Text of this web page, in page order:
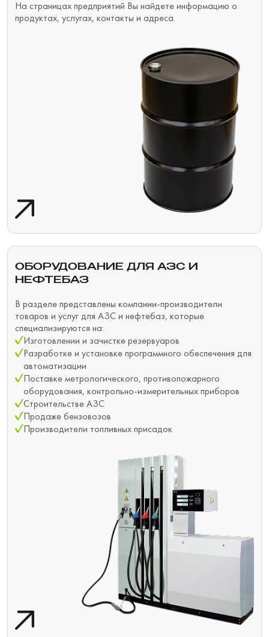
На страницах предприятий Вы найдете информацию о
продуктах, услугах, контакты и адреса.
ОБОРУДОВАНИЕ ДЛЯ АЗС И
НЕФТЕБАЗ
В разделе представлены компании-производители
товаров и услуг для АЗС и нефтебаз, которые
специализируются на:
Изготовлении и зачистке резервуаров
Разработке и установке программного обеспечения для
автоматизации
Поставке метрологического, противопожарного
оборудования, контрольно-измерительных приборов
Строительстве АЗС
Продаже бензовозов
Производители топливных присадок